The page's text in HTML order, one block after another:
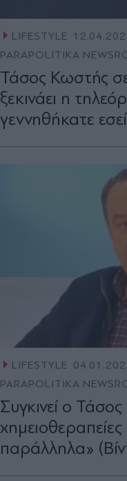
LIFESTYLE
PARAPOLITIKA
Τάσος Κωστής
ξεκινάει η
γεννηθήκατε
LIFESTYLE
PARAPOLITIKA
Συγκινεί ο
παράλληλα»